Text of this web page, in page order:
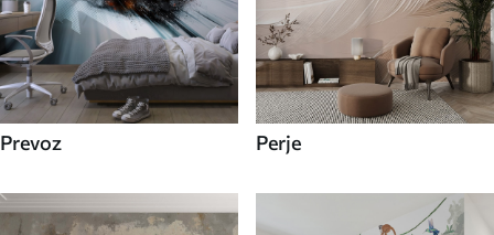
Prevoz Perje